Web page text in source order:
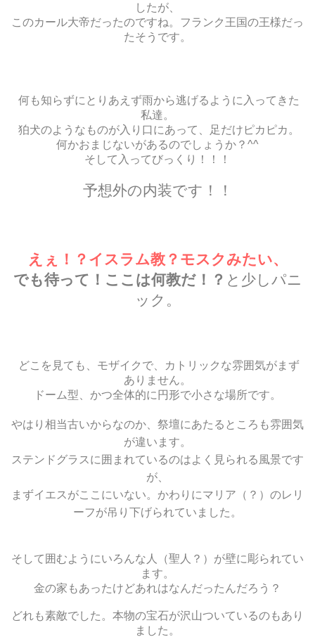
したが、
このカール大帝だったのですね。フランク王国の王様だっ
たそうです。
何も知らずにとりあえず雨から逃げるように入ってきた
私達。
狛犬のようなものが入り口にあって、足だけピカピカ。
何かおまじないがあるのでしょうか？^^
そして入ってびっくり！！！
予想外の内装です！！
えぇ！？イスラム教？モスクみたい、
でも待って！ここは何教だ！？ と少しパニ
ック。
どこを見ても、モザイクで、カトリックな雰囲気がまず
ありません。
ドーム型、かつ全体的に円形で小さな場所です。
やはり相当古いからなのか、祭壇にあたるところも雰囲気
が違います。
ステンドグラスに囲まれているのはよく見られる風景です
が、
まずイエスがここにいない。かわりにマリア（？）のレリ
ーフが吊り下げられていました。
そして囲むようにいろんな人（聖人？）が壁に彫られてい
ます。
金の家もあったけどあれはなんだったんだろう？
どれも素敵でした。本物の宝石が沢山ついているのもあり
ました。